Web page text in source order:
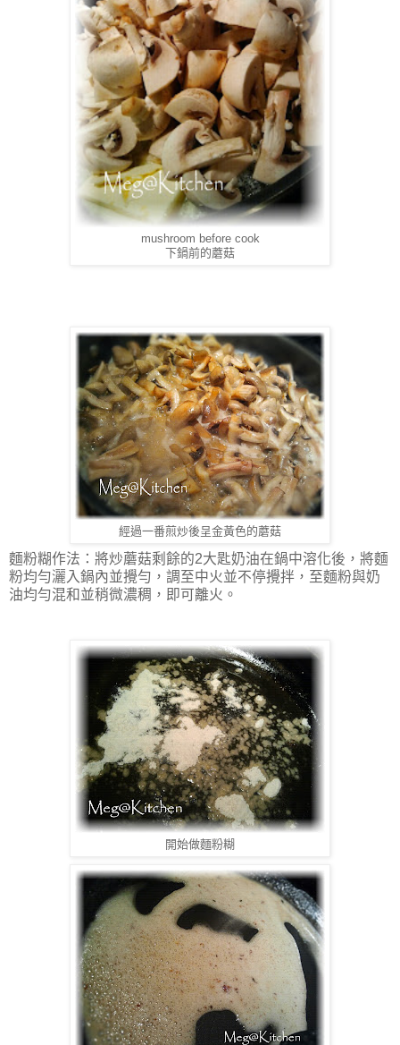
mushroom before cook
下鍋前的蘑菇
經過一番煎炒後呈金黃色的蘑菇
麵粉糊作法：將炒蘑菇剩餘的2大匙奶油在鍋中溶化後，將麵
粉均勻灑入鍋內並攪勻，調至中火並不停攪拌，至麵粉與奶
油均勻混和並稍微濃稠，即可離火。
開始做麵粉糊